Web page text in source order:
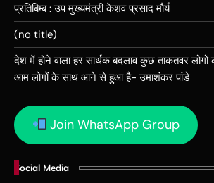
प्रतिबिम्ब : उप मुख्यमंत्री केशव प्रसाद मौर्य
(no title)
देश में होने वाला हर सार्थक बदलाव कुछ ताकतवर
आम लोगों के साथ आने से हुआ है- उमाशंकर पांडे
Join WhatsApp Group
Social Media